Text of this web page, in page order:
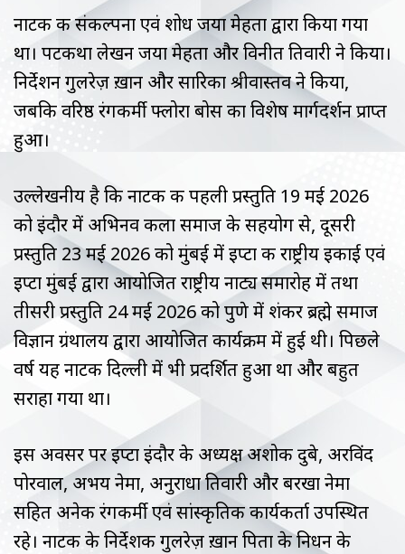
नाटक की संकल्पना एवं शोध जया मेहता द्वारा किया गया
था। पटकथा लेखन जया मेहता और विनीत तिवारी ने किया।
निर्देशन गुलरेज़ ख़ान और सारिका श्रीवास्तव ने किया,
जबकि वरिष्ठ रंगकर्मी फ्लोरा बोस का विशेष मार्गदर्शन प्राप्त
हुआ।
उल्लेखनीय है कि नाटक की पहली प्रस्तुति 19 मई 2026
को इंदौर में अभिनव कला समाज के सहयोग से, दूसरी
प्रस्तुति 23 मई 2026 को मुंबई में इप्टा की राष्ट्रीय इकाई एवं
इप्टा मुंबई द्वारा आयोजित राष्ट्रीय नाट्य समारोह में तथा
तीसरी प्रस्तुति 24 मई 2026 को पुणे में शंकर ब्रह्मे समाज
विज्ञान ग्रंथालय द्वारा आयोजित कार्यक्रम में हुई थी। पिछले
वर्ष यह नाटक दिल्ली में भी प्रदर्शित हुआ था और बहुत
सराहा गया था।
इस अवसर पर इप्टा इंदौर के अध्यक्ष अशोक दुबे, अरविंद
पोरवाल, अभय नेमा, अनुराधा तिवारी और बरखा नेमा
सहित अनेक रंगकर्मी एवं सांस्कृतिक कार्यकर्ता उपस्थित
रहे। नाटक के निर्देशक गुलरेज़ ख़ान पिता के निधन के